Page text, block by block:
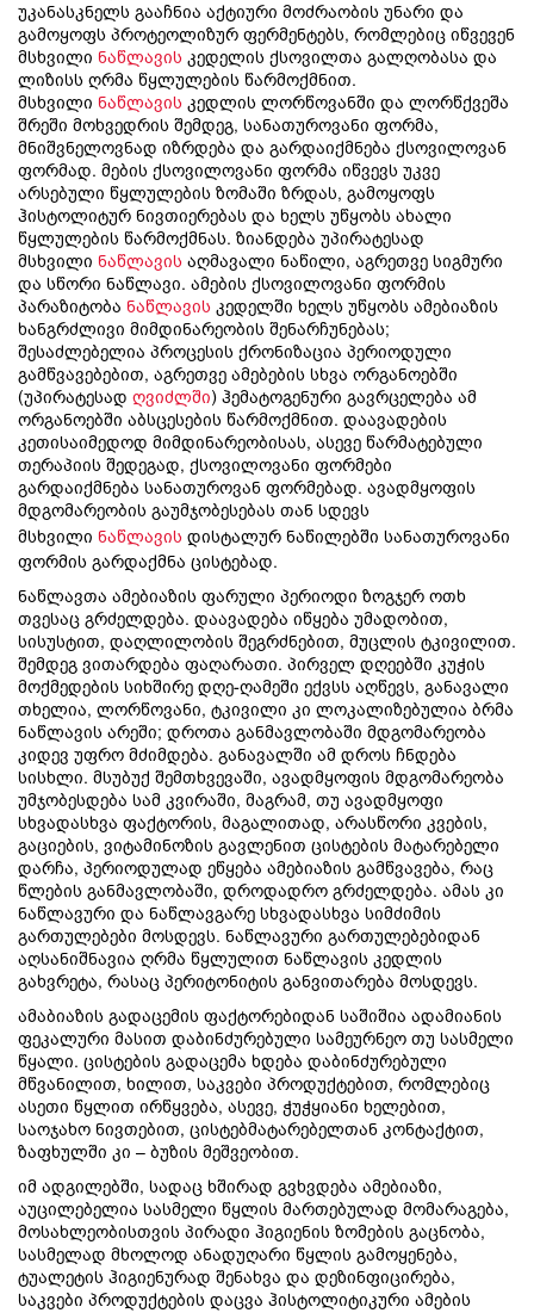
უკანასკნელს გააჩნია აქტიური მოძრაობის უნარი და
გამოყოფს პროტეოლიზურ ფერმენტებს, რომლებიც იწვევენ
მსხვილი ნაწლავის კედელის ქსოვილთა გალღობასა და
ლიზისს ღრმა წყლულების წარმოქმნით.
მსხვილი ნაწლავის კედლის ლორწოვანში და ლორწქვეშა
შრეში მოხვედრის შემდეგ, სანათუროვანი ფორმა,
მნიშვნელოვნად იზრდება და გარდაიქმნება ქსოვილოვან
ფორმად. მების ქსოვილოვანი ფორმა იწვევს უკვე
არსებული წყლულების ზომაში ზრდას, გამოყოფს
ჰისტოლიტურ ნივთიერებას და ხელს უწყობს ახალი
წყლულების წარმოქმნას. ზიანდება უპირატესად
მსხვილი ნაწლავის აღმავალი ნაწილი, აგრეთვე სიგმური
და სწორი ნაწლავი. ამების ქსოვილოვანი ფორმის
პარაზიტობა ნაწლავის კედელში ხელს უწყობს ამებიაზის
ხანგრძლივი მიმდინარეობის შენარჩუნებას;
შესაძლებელია პროცესის ქრონიზაცია პერიოდული
გამწვავებებით, აგრეთვე ამებების სხვა ორგანოებში
(უპირატესად ღვიძლში) ჰემატოგენური გავრცელება ამ
ორგანოებში აბსცესების წარმოქმნით. დაავადების
კეთისაიმედოდ მიმდინარეობისას, ასევე წარმატებული
თერაპიის შედეგად, ქსოვილოვანი ფორმები
გარდაიქმნება სანათუროვან ფორმებად. ავადმყოფის
მდგომარეობის გაუმჯობესებას თან სდევს
მსხვილი ნაწლავის დისტალურ ნაწილებში სანათუროვანი
ფორმის გარდაქმნა ცისტებად.
ნაწლავთა ამებიაზის ფარული პერიოდი ზოგჯერ ოთხ
თვესაც გრძელდება. დაავადება იწყება უმადობით,
სისუსტით, დაღლილობის შეგრძნებით, მუცლის ტკივილით.
შემდეგ ვითარდება ფაღარათი. პირველ დღეებში კუჭის
მოქმედების სიხშირე დღე-ღამეში ექვსს აღწევს, განავალი
თხელია, ლორწოვანი, ტკივილი კი ლოკალიზებულია ბრმა
ნაწლავის არეში; დროთა განმავლობაში მდგომარეობა
კიდევ უფრო მძიმდება. განავალში ამ დროს ჩნდება
სისხლი. მსუბუქ შემთხვევაში, ავადმყოფის მდგომარეობა
უმჯობესდება სამ კვირაში, მაგრამ, თუ ავადმყოფი
სხვადასხვა ფაქტორის, მაგალითად, არასწორი კვების,
გაციების, ვიტამინოზის გავლენით ცისტების მატარებელი
დარჩა, პერიოდულად ეწყება ამებიაზის გამწვავება, რაც
წლების განმავლობაში, დროდადრო გრძელდება. ამას კი
ნაწლავური და ნაწლავგარე სხვადასხვა სიმძიმის
გართულებები მოსდევს. ნაწლავური გართულებებიდან
აღსანიშნავია ღრმა წყლულით ნაწლავის კედლის
გახვრეტა, რასაც პერიტონიტის განვითარება მოსდევს.
ამაბიაზის გადაცემის ფაქტორებიდან საშიშია ადამიანის
ფეკალური მასით დაბინძურებული სამეურნეო თუ სასმელი
წყალი. ცისტების გადაცემა ხდება დაბინძურებული
მწვანილით, ხილით, საკვები პროდუქტებით, რომლებიც
ასეთი წყლით ირწყვება, ასევე, ჭუჭყიანი ხელებით,
საოჯახო ნივთებით, ცისტებმატარებელთან კონტაქტით,
ზაფხულში კი – ბუზის მეშვეობით.
იმ ადგილებში, სადაც ხშირად გვხვდება ამებიაზი,
აუცილებელია სასმელი წყლის მართებულად მომარაგება,
მოსახლეობისთვის პირადი ჰიგიენის ზომების გაცნობა,
სასმელად მხოლოდ ანადუღარი წყლის გამოყენება,
ტუალეტის ჰიგიენურად შენახვა და დეზინფიცირება,
საკვები პროდუქტების დაცვა ჰისტოლიტიკური ამების